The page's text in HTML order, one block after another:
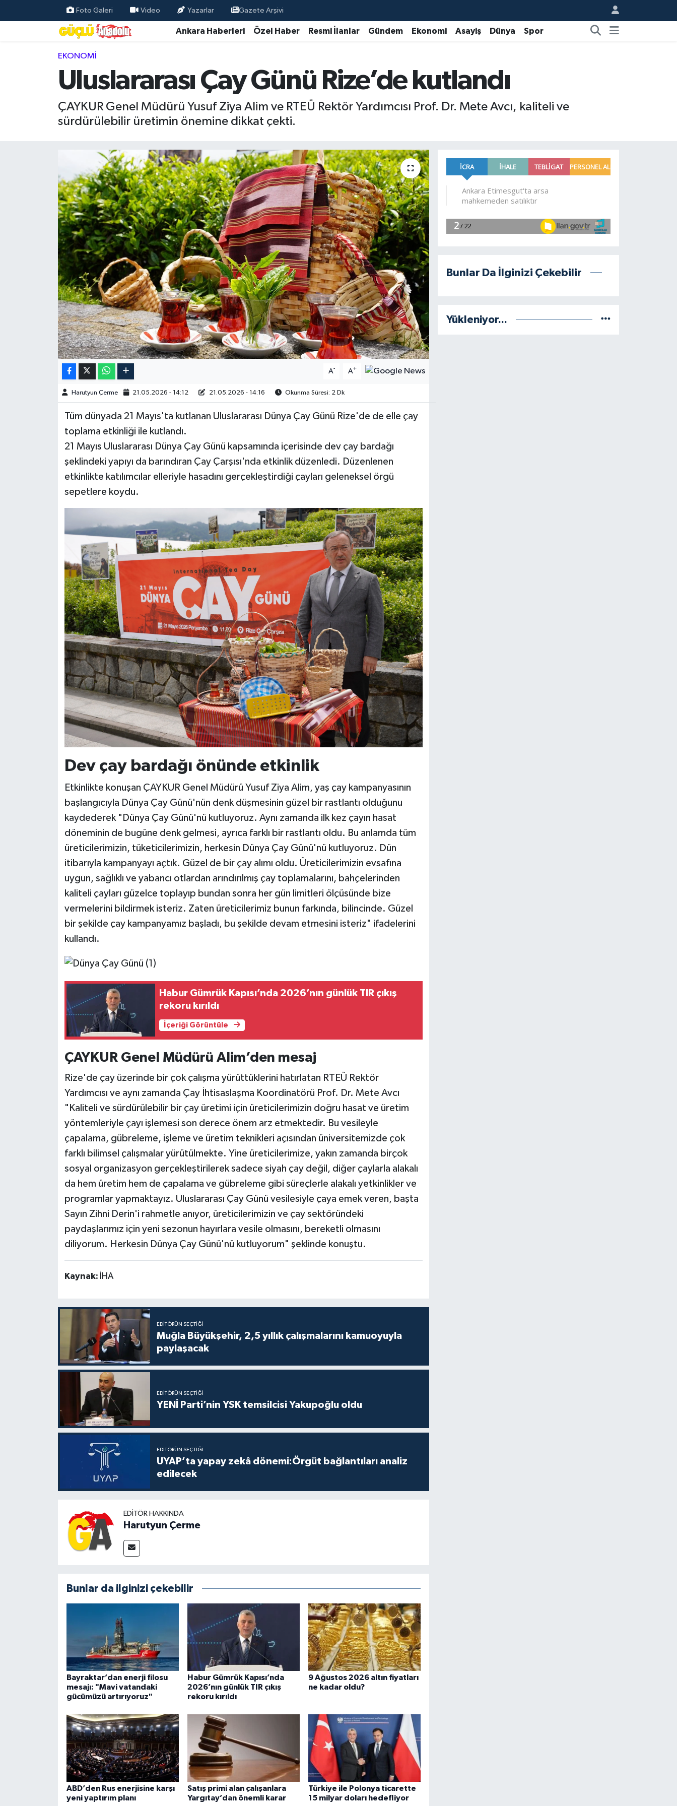
Foto Galeri Video Yazarlar Gazete Arşivi
Ankara Haberleri Özel Haber Resmi İlanlar Gündem Ekonomi Asayiş Dünya Spor
EKONOMI
Uluslararası Çay Günü Rize’de kutlandı
ÇAYKUR Genel Müdürü Yusuf Ziya Alim ve RTEÜ Rektör Yardımcısı Prof. Dr. Mete Avcı, kaliteli ve
sürdürülebilir üretimin önemine dikkat çekti.
A- A+
Harutyun Çerme 21.05.2026 - 14:12 21.05.2026 - 14:16 Okunma Süresi: 2 Dk
Tüm dünyada 21 Mayıs'ta kutlanan Uluslararası Dünya Çay Günü Rize'de de elle çay
toplama etkinliği ile kutlandı.
21 Mayıs Uluslararası Dünya Çay Günü kapsamında içerisinde dev çay bardağı
şeklindeki yapıyı da barındıran Çay Çarşısı'nda etkinlik düzenledi. Düzenlenen
etkinlikte katılımcılar elleriyle hasadını gerçekleştirdiği çayları geleneksel örgü
sepetlere koydu.
Dev çay bardağı önünde etkinlik
Etkinlikte konuşan ÇAYKUR Genel Müdürü Yusuf Ziya Alim, yaş çay kampanyasının
başlangıcıyla Dünya Çay Günü'nün denk düşmesinin güzel bir rastlantı olduğunu
kaydederek "Dünya Çay Günü'nü kutluyoruz. Aynı zamanda ilk kez çayın hasat
döneminin de bugüne denk gelmesi, ayrıca farklı bir rastlantı oldu. Bu anlamda tüm
üreticilerimizin, tüketicilerimizin, herkesin Dünya Çay Günü'nü kutluyoruz. Dün
itibarıyla kampanyayı açtık. Güzel de bir çay alımı oldu. Üreticilerimizin evsafına
uygun, sağlıklı ve yabancı otlardan arındırılmış çay toplamalarını, bahçelerinden
kaliteli çayları güzelce toplayıp bundan sonra her gün limitleri ölçüsünde bize
vermelerini bildirmek isteriz. Zaten üreticilerimiz bunun farkında, bilincinde. Güzel
bir şekilde çay kampanyamız başladı, bu şekilde devam etmesini isteriz" ifadelerini
kullandı.
Habur Gümrük Kapısı’nda 2026’nın günlük TIR çıkış
rekoru kırıldı
İçeriği Görüntüle
ÇAYKUR Genel Müdürü Alim’den mesaj
Rize'de çay üzerinde bir çok çalışma yürüttüklerini hatırlatan RTEÜ Rektör
Yardımcısı ve aynı zamanda Çay İhtisaslaşma Koordinatörü Prof. Dr. Mete Avcı
"Kaliteli ve sürdürülebilir bir çay üretimi için üreticilerimizin doğru hasat ve üretim
yöntemleriyle çayı işlemesi son derece önem arz etmektedir. Bu vesileyle
çapalama, gübreleme, işleme ve üretim teknikleri açısından üniversitemizde çok
farklı bilimsel çalışmalar yürütülmekte. Yine üreticilerimize, yakın zamanda birçok
sosyal organizasyon gerçekleştirilerek sadece siyah çay değil, diğer çaylarla alakalı
da hem üretim hem de çapalama ve gübreleme gibi süreçlerle alakalı yetkinlikler ve
programlar yapmaktayız. Uluslararası Çay Günü vesilesiyle çaya emek veren, başta
Sayın Zihni Derin'i rahmetle anıyor, üreticilerimizin ve çay sektöründeki
paydaşlarımız için yeni sezonun hayırlara vesile olmasını, bereketli olmasını
diliyorum. Herkesin Dünya Çay Günü'nü kutluyorum" şeklinde konuştu.
Kaynak: İHA
EDITÖRÜN SEÇTIĞI
Muğla Büyükşehir, 2,5 yıllık çalışmalarını kamuoyuyla
paylaşacak
EDITÖRÜN SEÇTIĞI
YENİ Parti’nin YSK temsilcisi Yakupoğlu oldu
EDITÖRÜN SEÇTIĞI
UYAP’ta yapay zekâ dönemi:Örgüt bağlantıları analiz
edilecek
EDITÖR HAKKINDA
Harutyun Çerme
Bunlar da ilginizi çekebilir
Bayraktar’dan enerji filosu
mesajı: "Mavi vatandaki
gücümüzü artırıyoruz"
Habur Gümrük Kapısı’nda
2026’nın günlük TIR çıkış
rekoru kırıldı
9 Ağustos 2026 altın fiyatları
ne kadar oldu?
ABD’den Rus enerjisine karşı
yeni yaptırım planı
Satış primi alan çalışanlara
Yargıtay’dan önemli karar
Türkiye ile Polonya ticarette
15 milyar doları hedefliyor
Bunlar Da İlginizi Çekebilir
Yükleniyor...
Özel Haber
Resmi İlanlar
Ekonomi
Magazin
Burç Yorumları
Hava Durumu
Kim kimdir?
Yaşam-Çevre